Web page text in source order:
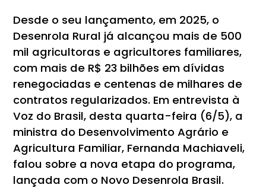
Desde o seu lançamento, em 2025, o
Desenrola Rural já alcançou mais de 500
mil agricultoras e agricultores familiares,
com mais de R$ 23 bilhões em dívidas
renegociadas e centenas de milhares de
contratos regularizados. Em entrevista à
Voz do Brasil, desta quarta-feira (6/5), a
ministra do Desenvolvimento Agrário e
Agricultura Familiar, Fernanda Machiaveli,
falou sobre a nova etapa do programa,
lançada com o Novo Desenrola Brasil.